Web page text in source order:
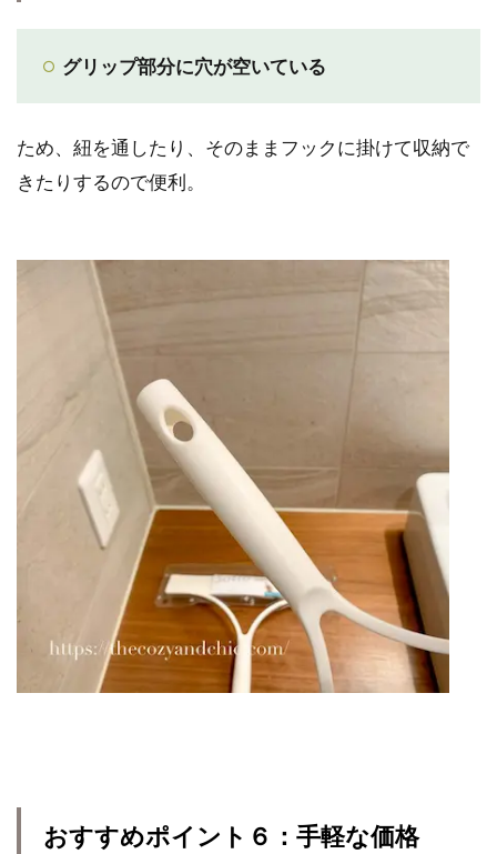
グリップ部分に穴が空いている
ため、紐を通したり、そのままフックに掛けて収納で
きたりするので便利。
おすすめポイント６：手軽な価格